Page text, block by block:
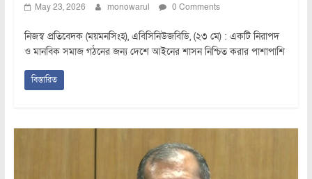
May 23, 2026 monowarul 0 Comments
নিজস্ব প্রতিবেদক (ময়মনসিংহ), এবিসিনিউজবিডি, (২৩ মে) : একটি নিরাপদ
ও মানবিক সমাজ গঠনের জন্য দেশে আইনের শাসন নিশ্চিত করার পাশাপাশি
বিস্তারিত